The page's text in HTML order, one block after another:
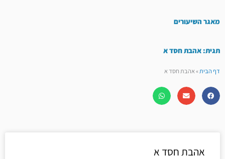
מאגר השיעורים
תגית: אהבת חסד א
דף הבית»אהבת חסד א
אהבת חסד א